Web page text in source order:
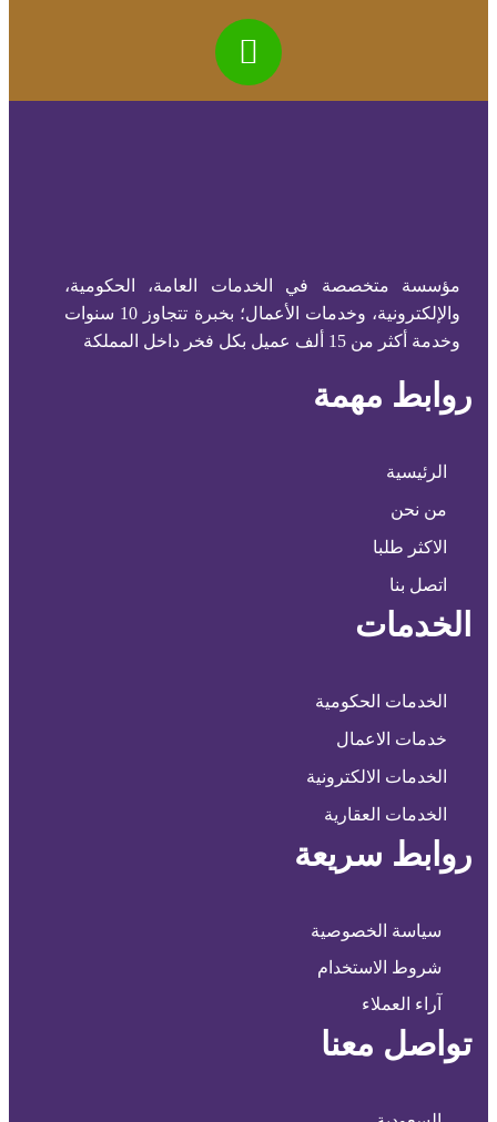
مؤسسة متخصصة في الخدمات العامة، الحكومية،
والإلكترونية، وخدمات الأعمال؛ بخبرة تتجاوز 10 سنوات
وخدمة أكثر من 15 ألف عميل بكل فخر داخل المملكة
روابط مهمة
الرئيسية
من نحن
الاكثر طلبا
اتصل بنا
الخدمات
الخدمات الحكومية
خدمات الاعمال
الخدمات الالكترونية
الخدمات العقارية
روابط سريعة
سياسة الخصوصية
شروط الاستخدام
آراء العملاء
تواصل معنا